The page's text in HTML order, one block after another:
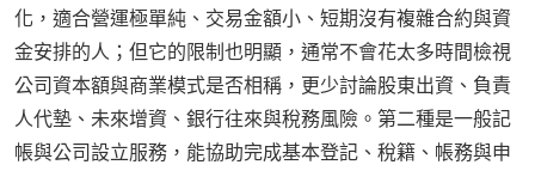
化，適合營運極單純、交易金額小、短期沒有複雜合約與資
金安排的人；但它的限制也明顯，通常不會花太多時間檢視
公司資本額與商業模式是否相稱，更少討論股東出資、負責
人代墊、未來增資、銀行往來與稅務風險。第二種是一般記
帳與公司設立服務，能協助完成基本登記、稅籍、帳務與申